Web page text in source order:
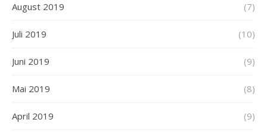
August 2019 (7)
Juli 2019 (10)
Juni 2019 (9)
Mai 2019 (8)
April 2019 (9)